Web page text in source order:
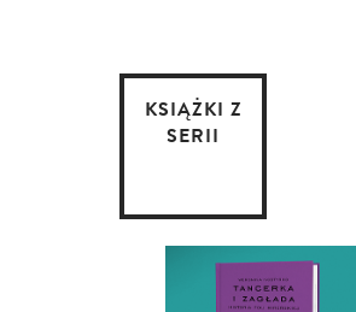
KSIĄŻKI Z
SERII